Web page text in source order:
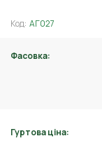
Код: АГ027
Фасовка:
Гуртова ціна: